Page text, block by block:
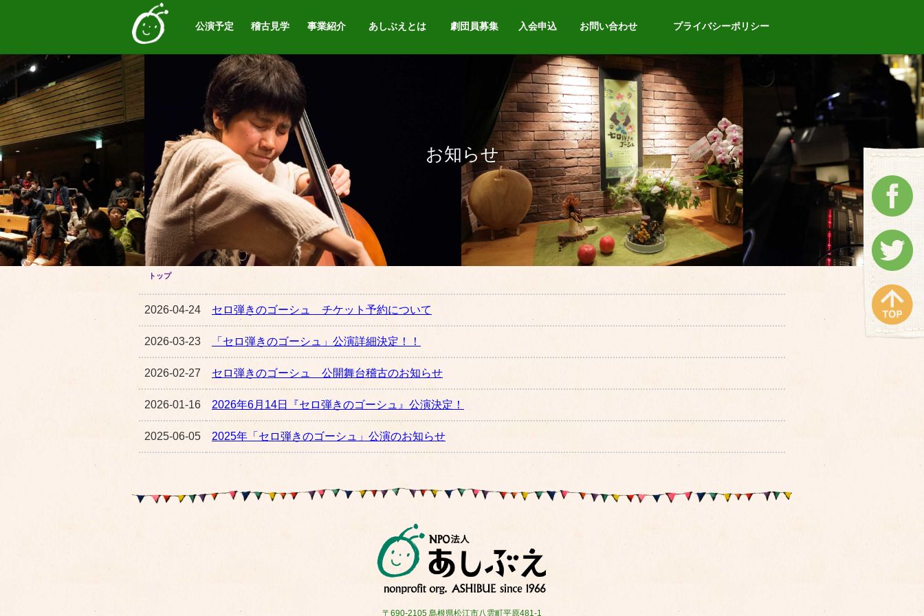
公演予定 稽古見学 事業紹介 あしぶえとは 劇団員募集 入会申込 お問い合わせ プライバシーポリシー
お知らせ
トップ
2026-04-24 セロ弾きのゴーシュ チケット予約について
2026-03-23 「セロ弾きのゴーシュ」公演詳細決定！！
2026-02-27 セロ弾きのゴーシュ 公開舞台稽古のお知らせ
2026-01-16 2026年6月14日『セロ弾きのゴーシュ』公演決定！
2025-06-05 2025年「セロ弾きのゴーシュ」公演のお知らせ
〒690-2105 島根県松江市八雲町平原481-1